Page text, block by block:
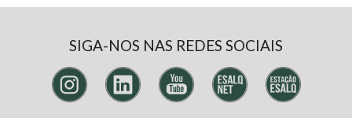
SIGA-NOS NAS REDES SOCIAIS